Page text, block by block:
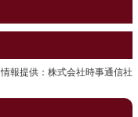
情報提供：株式会社時事通信社